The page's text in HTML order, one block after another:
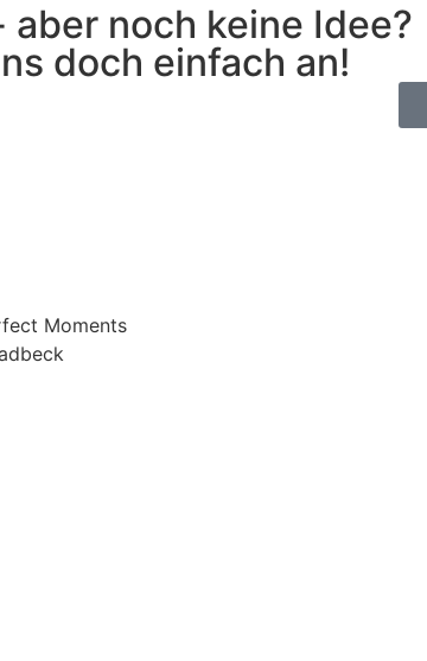
noch keine Idee?
doch einfach an!
Moments